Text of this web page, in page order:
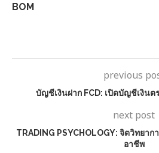
BOM
previous
บัญชีเงินฝาก FCD: เปิดบัญชีเงินต
next post
TRADING PSYCHOLOGY: จิตวิทยา
อาชีพ